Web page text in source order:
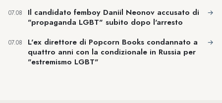
07.08
Il candidato femboy Daniil Neonov accusato di
"propaganda LGBT" subito dopo l'arresto
→
07.08
L'ex direttore di Popcorn Books condannato a
quattro anni con la condizionale in Russia per
"estremismo LGBT"
→